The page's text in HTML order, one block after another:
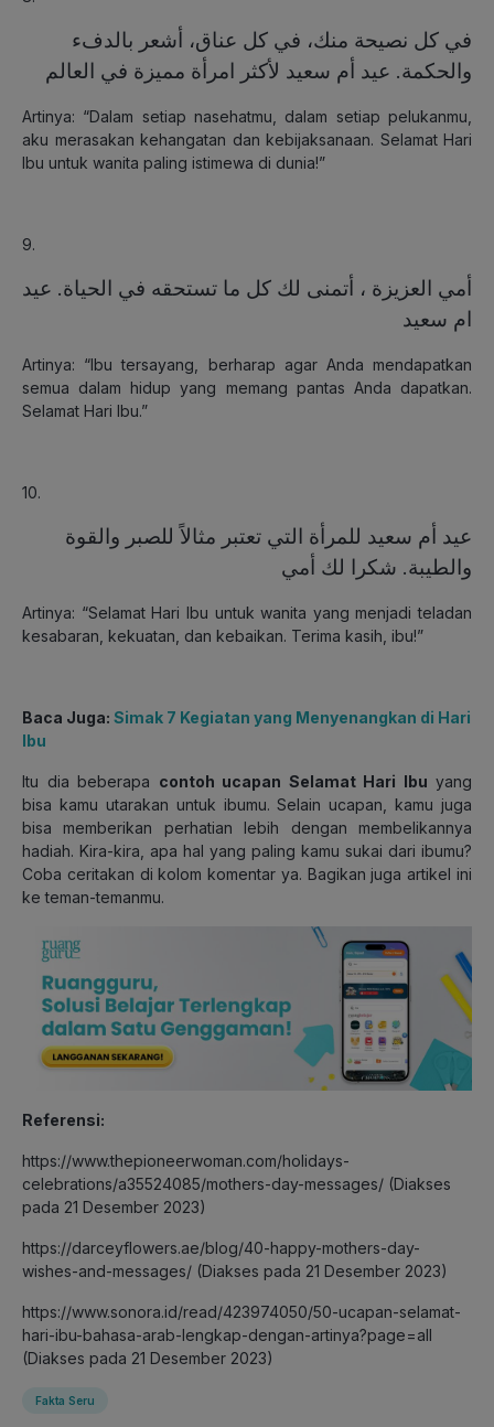
في كل نصيحة منك، في كل عناق، أشعر بالدفء
والحكمة. عيد أم سعيد لأكثر امرأة مميزة في العالم
Artinya: “Dalam setiap nasehatmu, dalam setiap pelukanmu,
aku merasakan kehangatan dan kebijaksanaan. Selamat Hari
Ibu untuk wanita paling istimewa di dunia!”
9.
أمي العزيزة ، أتمنى لك كل ما تستحقه في الحياة. عيد
ام سعيد
Artinya: “Ibu tersayang, berharap agar Anda mendapatkan
semua dalam hidup yang memang pantas Anda dapatkan.
Selamat Hari Ibu.”
10.
عيد أم سعيد للمرأة التي تعتبر مثالاً للصبر والقوة
والطيبة. شكرا لك أمي
Artinya: “Selamat Hari Ibu untuk wanita yang menjadi teladan
kesabaran, kekuatan, dan kebaikan. Terima kasih, ibu!”
Baca Juga: Simak 7 Kegiatan yang Menyenangkan di Hari
Ibu
Itu dia beberapa contoh ucapan Selamat Hari Ibu yang
bisa kamu utarakan untuk ibumu. Selain ucapan, kamu juga
bisa memberikan perhatian lebih dengan membelikannya
hadiah. Kira-kira, apa hal yang paling kamu sukai dari ibumu?
Coba ceritakan di kolom komentar ya. Bagikan juga artikel ini
ke teman-temanmu.
Referensi:
https://www.thepioneerwoman.com/holidays-
celebrations/a35524085/mothers-day-messages/ (Diakses
pada 21 Desember 2023)
https://darceyflowers.ae/blog/40-happy-mothers-day-
wishes-and-messages/ (Diakses pada 21 Desember 2023)
https://www.sonora.id/read/423974050/50-ucapan-selamat-
hari-ibu-bahasa-arab-lengkap-dengan-artinya?page=all
(Diakses pada 21 Desember 2023)
Fakta Seru